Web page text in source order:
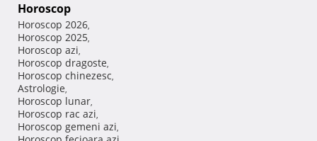
Horoscop
Horoscop 2026,
Horoscop 2025,
Horoscop azi,
Horoscop dragoste,
Horoscop chinezesc,
Astrologie,
Horoscop lunar,
Horoscop rac azi,
Horoscop gemeni azi,